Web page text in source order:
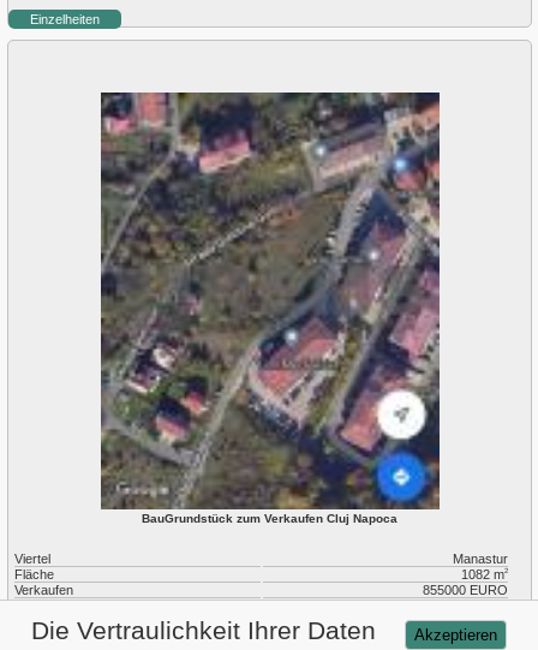
Einzelheiten
BauGrundstück zum Verkaufen Cluj Napoca
Viertel
Manastur
Fläche
1082 m2
Verkaufen
855000 EURO
ID
P8110
Die Vertraulichkeit Ihrer Daten
Akzeptieren